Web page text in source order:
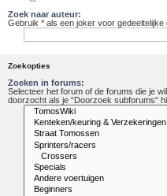
Zoek naar auteur:
Gebruik * als een joker voor gedeeltelijke
Zoekopties
Zoeken in forums:
Selecteer het forum of de forums die je
doorzocht als je “Doorzoek subforums“